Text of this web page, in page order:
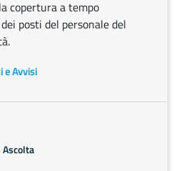
copertura a tempo
posti del personale del
e Avvisi
Ascolta